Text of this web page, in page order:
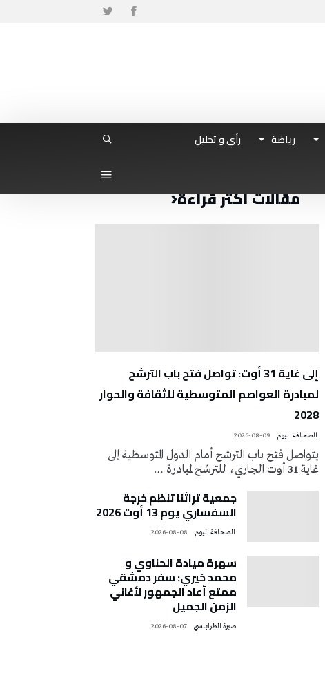
رياضة
رأي و تحليل
مقالات أكثر قراءة
إلى غاية 31 أوت: تواصل فتح باب الترشح
لمبادرة العواصم المتوسطية للثقافة والحوار
2028
2026-08-09
يتواصل فتح باب الترشح أمام الدول المتوسطية إلى
غاية 31 أوت الجاري، للترشح لمبادرة …
جمعية تراثنا تنَظم خرجة
السفساري يوم 13 أوت 2026
2026-08-08
سهرة ميادة الحناوي و
محمد خيري: سفر دمشقي
ممتع أعاد الجمهور لأغاني
الزمن الجميل
صبرة الطرابلسي 2026-08-07